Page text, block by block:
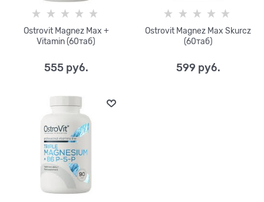
Ostrovit Magnez Max +
Vitamin (60таб)
555 руб.
Ostrovit Magnez Max Skurcz
(60таб)
599 руб.